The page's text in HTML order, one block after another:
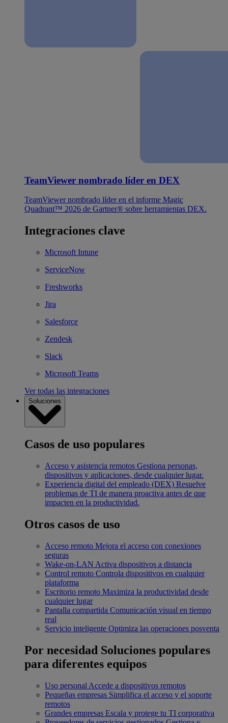
TeamViewer nombrado líder en DEX
TeamViewer nombrado líder en el informe Magic
Quadrant™ 2026 de Gartner® sobre herramientas DEX.
Integraciones clave
Microsoft Intune
ServiceNow
Freshworks
Jira
Salesforce
Zendesk
Slack
Microsoft Teams
Ver todas las integraciones
Soluciones
Casos de uso populares
Acceso y asistencia remotos Gestiona personas,
dispositivos y aplicaciones, desde cualquier lugar.
Experiencia digital del empleado (DEX) Resuelve
problemas de TI de manera proactiva antes de que
impacten en la productividad.
Otros casos de uso
Acceso remoto Mejora el acceso con conexiones
seguras
Wake-on-LAN Activa dispositivos a distancia
Control remoto Controla dispositivos en cualquier
plataforma
Escritorio remoto Maximiza la productividad desde
cualquier lugar
Pantalla compartida Comunicación visual en tiempo
real
Servicio inteligente Optimiza las operaciones posventa
Por necesidad Soluciones populares
para diferentes equipos
Uso personal Accede a dispositivos remotos
Pequeñas empresas Simplifica el acceso y el soporte
remotos
Grandes empresas Escala y protege tu TI corporativa